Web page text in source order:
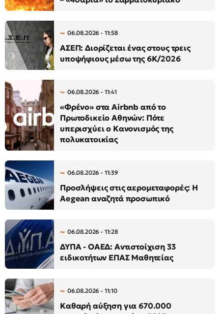
06.08.2026 - 11:58
ΑΣΕΠ: Διορίζεται ένας στους τρεις
υποψήφιους μέσω της 6Κ/2026
06.08.2026 - 11:41
«Φρένο» στα Airbnb από το
Πρωτοδικείο Αθηνών: Πότε
υπερισχύει ο Κανονισμός της
πολυκατοικίας
06.08.2026 - 11:39
Προσλήψεις στις αερομεταφορές: Η
Aegean αναζητά προσωπικό
06.08.2026 - 11:28
ΔΥΠΑ - ΟΑΕΔ: Αντιστοίχιση 33
ειδικοτήτων ΕΠΑΣ Μαθητείας
06.08.2026 - 11:10
Καθαρή αύξηση για 670.000